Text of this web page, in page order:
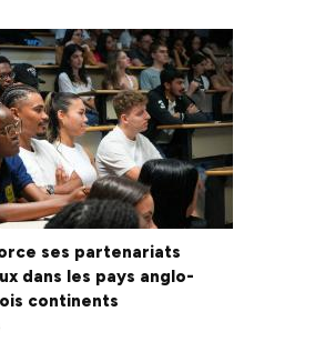
ses partenariats
dans les pays anglo-
continents